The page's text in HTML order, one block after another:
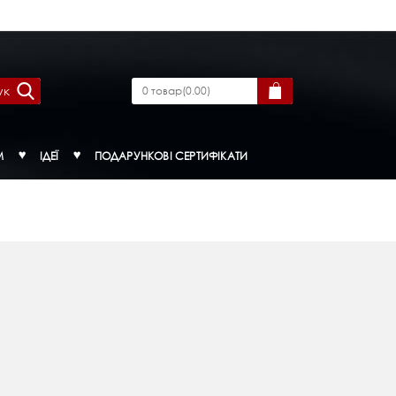
0товар(0.00)
ІДЕЇ ПОДАРУНКОВІ СЕРТИФІКАТИ